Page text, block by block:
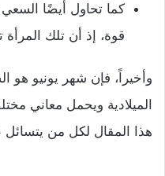
كما تحاول أيضًا
قوة، إذ أن تلك
وأخيراً، فإن شهر يونيو
الميلادية ويحمل معاني
هذا المقال لكل من